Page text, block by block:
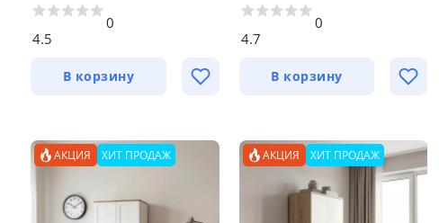
4.5
0
В корзину
4.7
0
В корзину
АКЦИЯ ХИТ ПРОДАЖ АКЦИЯ ХИТ ПРОДАЖ